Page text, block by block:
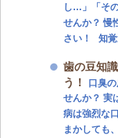
し…」「そ
せんか？ 慢
さい！ 知
歯の豆知
う！
口臭
せんか？ 実
病は強烈な
まかしても